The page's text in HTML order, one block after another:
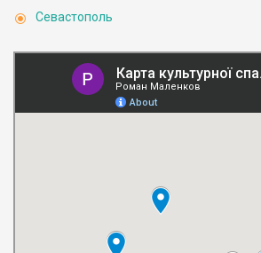
Севастополь